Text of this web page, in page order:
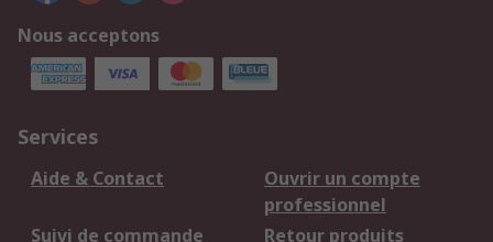
Nous acceptons
Services
Aide & Contact
Ouvrir un compte
professionnel
Suivi de commande
Retour produits